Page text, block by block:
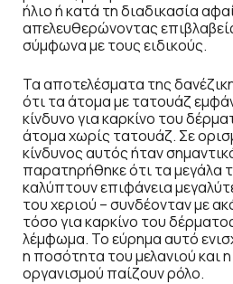
ήλιο ή κατά τη διαδικασία
απελευθερώνοντας
σύμφωνα με τους ειδικούς.
Τα αποτελέσματα της
ότι τα άτομα με τατουάζ
κίνδυνο για καρκίνο του
άτομα χωρίς τατουάζ. Σε
κίνδυνος αυτός ήταν
παρατηρήθηκε ότι τα μεγάλα
καλύπτουν επιφάνεια
του χεριού – συνδέονταν με
τόσο για καρκίνο του
λέμφωμα. Το εύρημα αυτό
η ποσότητα του μελανιού και
οργανισμού παίζουν ρόλο.